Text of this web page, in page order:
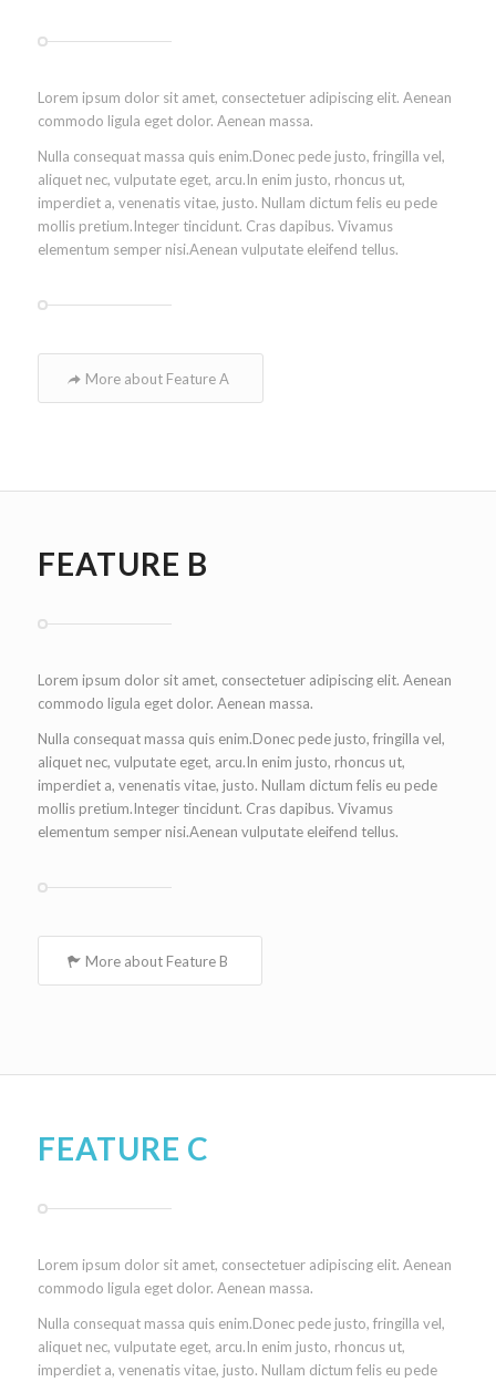
Lorem ipsum dolor sit amet, consectetuer adipiscing elit. Aenean
commodo ligula eget dolor. Aenean massa.
Nulla consequat massa quis enim.Donec pede justo, fringilla vel,
aliquet nec, vulputate eget, arcu.In enim justo, rhoncus ut,
imperdiet a, venenatis vitae, justo. Nullam dictum felis eu pede
mollis pretium.Integer tincidunt. Cras dapibus. Vivamus
elementum semper nisi.Aenean vulputate eleifend tellus.
More about Feature A
FEATURE B
Lorem ipsum dolor sit amet, consectetuer adipiscing elit. Aenean
commodo ligula eget dolor. Aenean massa.
Nulla consequat massa quis enim.Donec pede justo, fringilla vel,
aliquet nec, vulputate eget, arcu.In enim justo, rhoncus ut,
imperdiet a, venenatis vitae, justo. Nullam dictum felis eu pede
mollis pretium.Integer tincidunt. Cras dapibus. Vivamus
elementum semper nisi.Aenean vulputate eleifend tellus.
More about Feature B
FEATURE C
Lorem ipsum dolor sit amet, consectetuer adipiscing elit. Aenean
commodo ligula eget dolor. Aenean massa.
Nulla consequat massa quis enim.Donec pede justo, fringilla vel,
aliquet nec, vulputate eget, arcu.In enim justo, rhoncus ut,
imperdiet a, venenatis vitae, justo. Nullam dictum felis eu pede